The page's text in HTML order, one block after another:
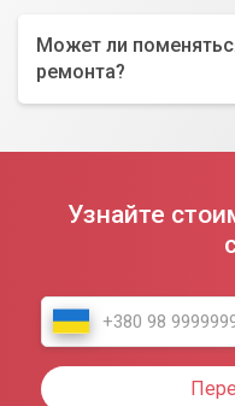
Может ли
ремонта?
Узнайте